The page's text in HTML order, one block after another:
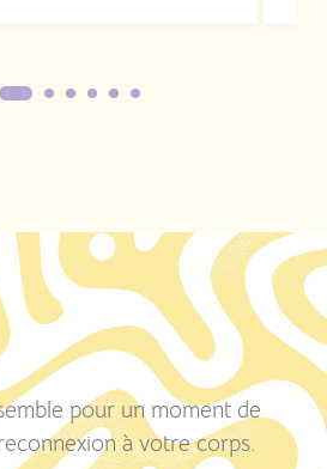
pour un moment de
à votre corps.